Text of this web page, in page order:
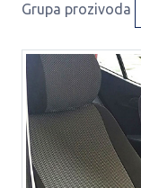
Grupa prozivoda